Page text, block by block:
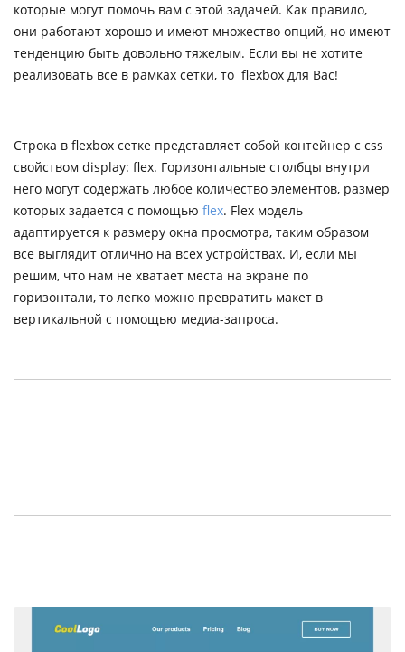
которые могут помочь вам с этой задачей. Как правило,
они работают хорошо и имеют множество опций, но имеют
тенденцию быть довольно тяжелым. Если вы не хотите
реализовать все в рамках сетки, то flexbox для Вас!
Строка в flexbox сетке представляет собой контейнер с css
свойством display: flex. Горизонтальные столбцы внутри
него могут содержать любое количество элементов, размер
которых задается с помощью flex. Flex модель
адаптируется к размеру окна просмотра, таким образом
все выглядит отлично на всех устройствах. И, если мы
решим, что нам не хватает места на экране по
горизонтали, то легко можно превратить макет в
вертикальной с помощью медиа-запроса.